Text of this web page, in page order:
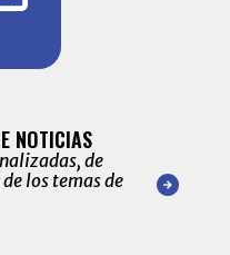
NOTICIAS
de
los temas de
de las